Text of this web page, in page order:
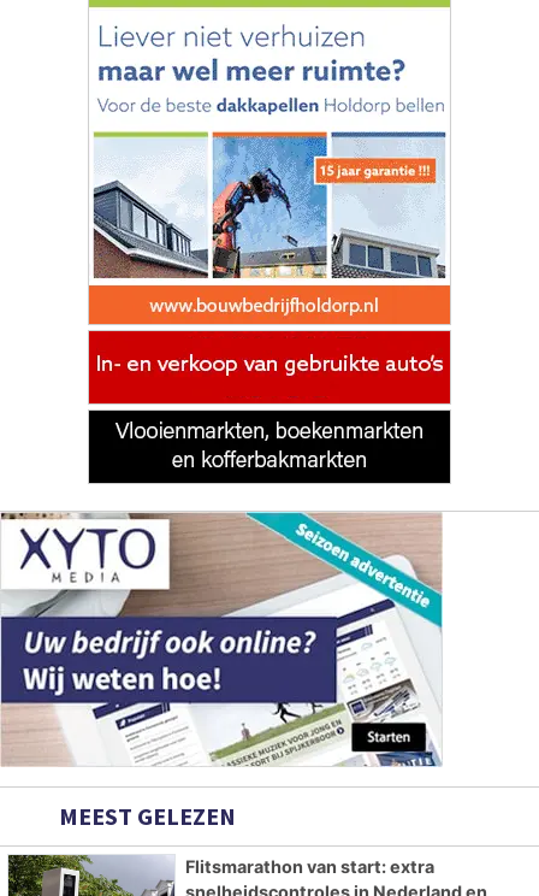
MEEST GELEZEN
Flitsmarathon van start: extra
snelheidscontroles in Nederland en